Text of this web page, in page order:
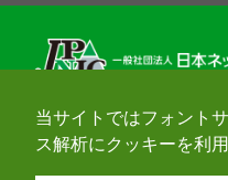
当サイトではフォント
ス解析にクッキーを利
Copyright© 1996-2026 Japan